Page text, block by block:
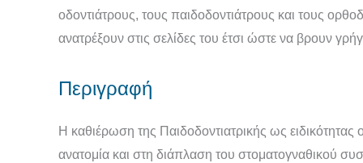
οδοντιάτρους, τους παιδοδοντιάτρους και τους
ανατρέξουν στις σελίδες του έτσι ώστε να βρουν
Περιγραφή
Η καθιέρωση της Παιδοδοντιατρικής ως
ανατομία και στη διάπλαση του στοματογναθικού